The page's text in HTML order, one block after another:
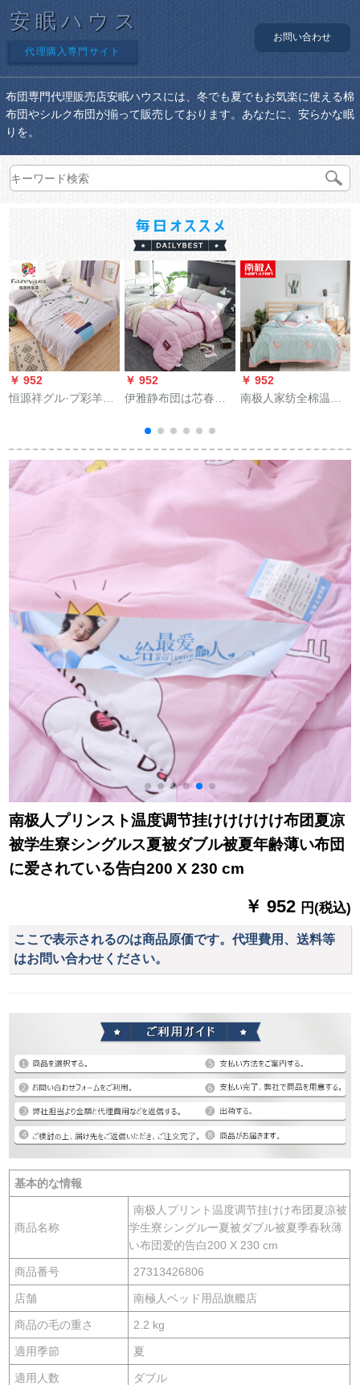
安眠ハウス
代理購入専門サイト
お問い合わせ
布団専門代理販売店安眠ハウスには、冬でも夏でもお気楽に使える棉
布団やシルク布団が揃って販売しております。あなたに、安らかな眠
りを。
￥ 952
恒源祥グル·プ彩羊家
秋にシャンダムに洗
濯されます。芯児童
生徒の布団仙人球
￥ 952
伊雅静布団は芯春と
温されます。
￥ 952
南极人家纺全棉温度
ダブル春夏固绵花团
西柚子150*200 cm
南极人プリンスト温度调节挂けけけけけ布团夏凉
被学生寮シングルス夏被ダブル被夏年齢薄い布団
に爱されている告白200 X 230 cm
￥ 952 円(税込)
ここで表示されるのは商品原価です。代理費用、送料等
はお問い合わせください。
基本的な情報
商品名称
南极人プリント温度调节挂けけ布团夏凉被
学生寮シングルー夏被ダブル被夏季春秋薄
い布団爱的告白200 X 230 cm
商品番号 27313426806
店舗 南極人ベッド用品旗艦店
商品の毛の重さ 2.2 kg
適用季節 夏
適用人数 ダブル